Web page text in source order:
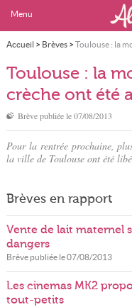
Menu
Accueil > Brèves> Toulouse : la
Toulouse : la
crèche ont été
Brève publiée le07/08/2013
Pour la rentrée prochaine,
la ville de Toulouse ont été
Brèves en rapport
Vente de lait maternel
dangers
Brève publiée le07/08/2013
Les cinemas MK2
tout-petits